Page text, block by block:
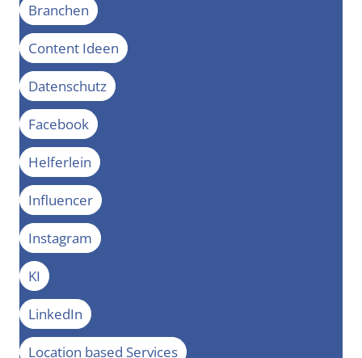
Branchen
Content Ideen
Datenschutz
Facebook
Helferlein
Influencer
Instagram
KI
LinkedIn
Location based Services